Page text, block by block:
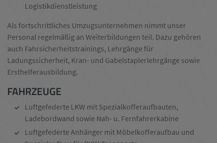
Logistikdienstleistung
Als fortschrittliches Umzugsunternehmen nimmt unser
Personal regelmäßig an Weiterbildungen teil. Dazu gehören
auch Fahrsicherheitstrainings, Lehrgänge für
Ladungssicherheit, Kran- und Gabelstaplerlehrgänge sowie
Ersthelferausbildung.
FAHRZEUGE
Luftgefederte LKW mit Spezialkofferaufbauten,
Ladebordwand sowie Nah- u. Fernfahrerkabine
Luftgefederte Anhänger mit Möbelkofferaufbau und